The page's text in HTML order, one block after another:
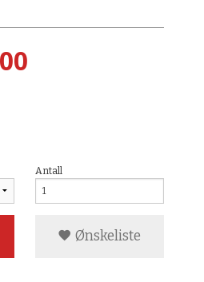
Antall
Ønskeliste